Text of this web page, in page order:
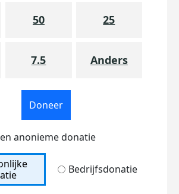
50 25
7.5 Anders
Doneer
anonieme donatie
Bedrijfsdonatie